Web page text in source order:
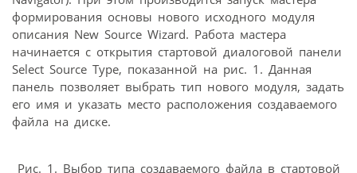
формирования основы нового исходного модуля
описания New Source Wizard. Работа мастера
начинается с открытия стартовой диалоговой панели
Select Source Type, показанной на рис. 1. Данная
панель позволяет выбрать тип нового модуля, задать
его имя и указать место расположения создаваемого
файла на диске.
Рис. 1. Выбор типа создаваемого файла в стартовой